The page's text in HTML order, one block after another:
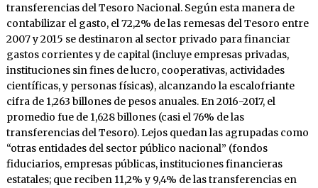
transferencias del Tesoro Nacional. Según esta manera de
contabilizar el gasto, el 72,2% de las remesas del Tesoro entre
2007 y 2015 se destinaron al sector privado para financiar
gastos corrientes y de capital (incluye empresas privadas,
instituciones sin fines de lucro, cooperativas, actividades
científicas, y personas físicas), alcanzando la escalofriante
cifra de 1,263 billones de pesos anuales. En 2016-2017, el
promedio fue de 1,628 billones (casi el 76% de las
transferencias del Tesoro). Lejos quedan las agrupadas como
“otras entidades del sector público nacional” (fondos
fiduciarios, empresas públicas, instituciones financieras
estatales; que reciben 11,2% y 9,4% de las transferencias en